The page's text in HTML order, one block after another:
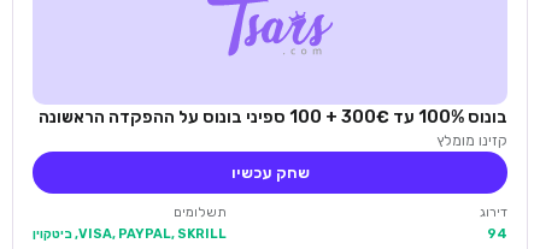
בונוס 100% עד 300€ + 100 ספיני בונוס על ההפקדה הראשונה
קזינו מומלץ
שחק עכשיו
דירוג
94
תשלומים
VISA, PAYPAL, SKRILL, ביטקוין